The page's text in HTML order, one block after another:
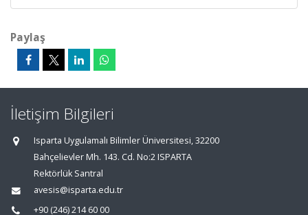
Paylaş
İletişim Bilgileri
Isparta Uygulamalı Bilimler Üniversitesi, 32200
Bahçelievler Mh. 143. Cd. No:2 ISPARTA
Rektörlük Santral
avesis@isparta.edu.tr
+90 (246) 214 60 00